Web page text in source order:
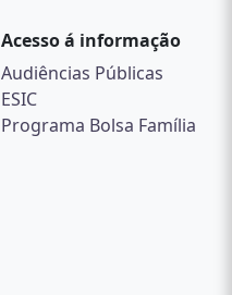
Acesso á informação
Audiências Públicas
ESIC
Programa Bolsa Família